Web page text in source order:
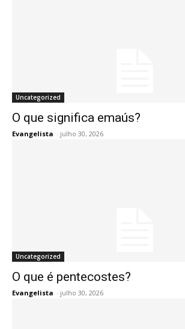
Uncategorized
O que significa emaús?
Evangelista - julho 30, 2026
Uncategorized
O que é pentecostes?
Evangelista - julho 30, 2026